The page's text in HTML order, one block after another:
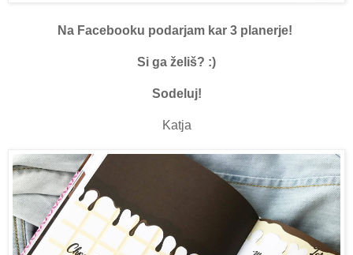
Na Facebooku podarjam kar 3 planerje!
Si ga želiš? :)
Sodeluj!
Katja